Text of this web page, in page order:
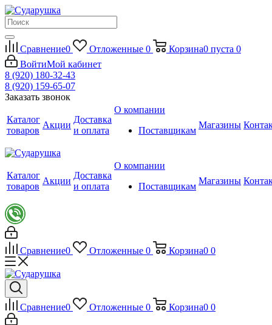
Сравнение0 Отложенные 0 Корзина0 пуста 0
ВойтиМой кабинет
8 (920) 180-32-43
8 (920) 159-65-07
Заказать звонок
Каталог
товаров
Акции
Доставка
и оплата
О компании
Поставщикам
Магазины
Каталог
товаров
Акции
Доставка
и оплата
О компании
Поставщикам
Магазины
Сравнение0 Отложенные 0 Корзина0 0
Сравнение0 Отложенные 0 Корзина0 0